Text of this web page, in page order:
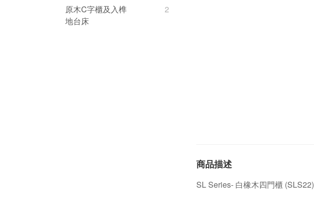
原木C字櫃及入榫
地台床
2
商品描述
SL Series- 白橡木四門櫃 (SLS22)